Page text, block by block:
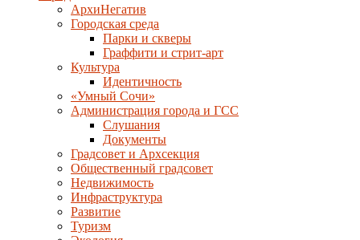
АрхиНегатив
Городская среда
Парки и скверы
Граффити и стрит-арт
Культура
Идентичность
«Умный Сочи»
Администрация города и ГСС
Слушания
Документы
Градсовет и Архсекция
Общественный градсовет
Недвижимость
Инфраструктура
Развитие
Туризм